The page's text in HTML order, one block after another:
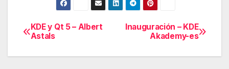
Navegación
de
Inauguración – KDE
Akademy-es
KDE y Qt 5 – Albert
Astals